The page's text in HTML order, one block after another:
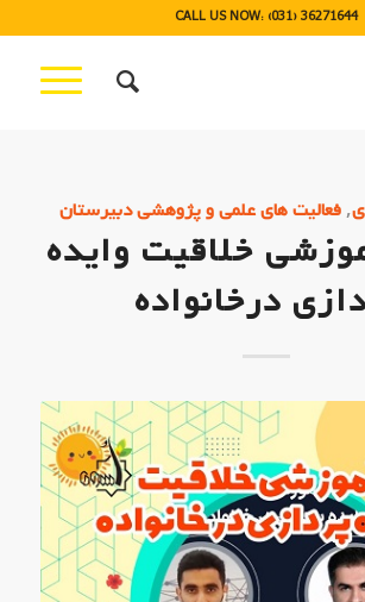
CALL US NOW: (031) 36271644
, فعالیت های علمی و پژوهشی دبیرستان
خلاقیت وایده
درخانواده